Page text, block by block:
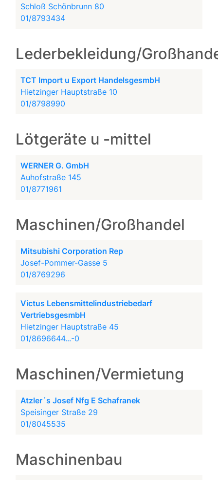
Schloß Schönbrunn 80
01/8793434
Lederbekleidung/
TCT Import u Export HandelsgesmbH
Hietzinger Hauptstraße 10
01/8798990
Lötgeräte u -mittel
WERNER G. GmbH
Auhofstraße 145
01/8771961
Maschinen/Großhandel
Mitsubishi Corporation Rep
Josef-Pommer-Gasse 5
01/8769296
Victus Lebensmittelindustriebedarf
VertriebsgesmbH
Hietzinger Hauptstraße 45
01/8696644...-0
Maschinen/Vermietung
Atzler´s Josef Nfg E Schafranek
Speisinger Straße 29
01/8045535
Maschinenbau